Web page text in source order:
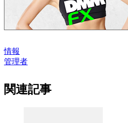
情報
管理者
関連記事